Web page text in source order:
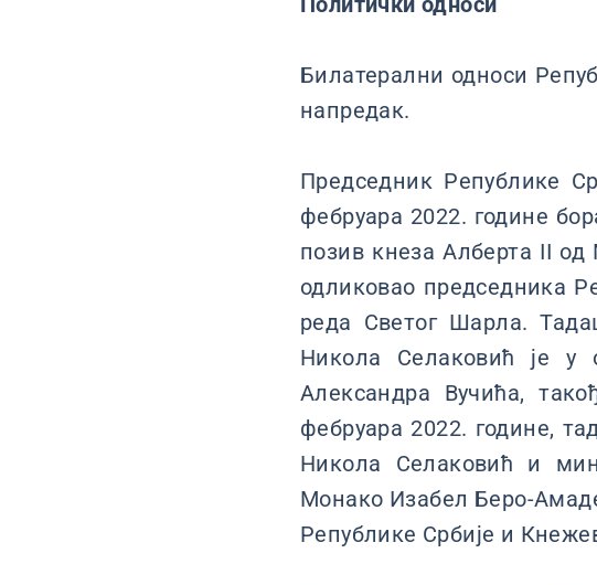
Билатерални односи
напредак.
Председник Републике
фебруара 2022. године
позив кнеза Алберта II
одликовао председника
реда Светог Шарла.
Никола Селаковић је у
Александра Вучића,
фебруара 2022. године,
Никола Селаковић и
Монако Изабел Беро-
Републике Србије и